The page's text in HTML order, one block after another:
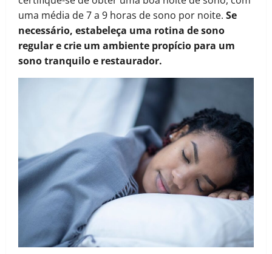
uma média de 7 a 9 horas de sono por noite. Se
necessário, estabeleça uma rotina de sono
regular e crie um ambiente propício para um
sono tranquilo e restaurador.